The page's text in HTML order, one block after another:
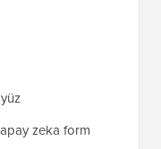
zeka form